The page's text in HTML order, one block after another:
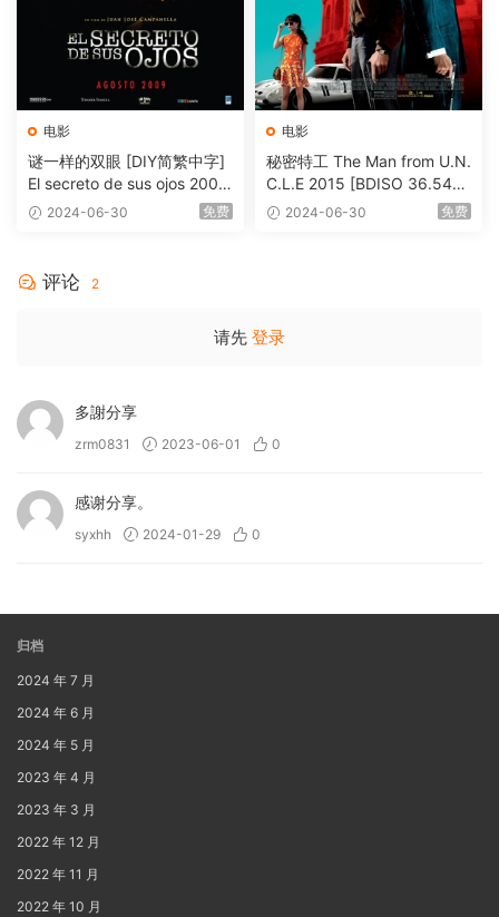
电影
谜一样的双眼 [DIY简繁中字]
El secreto de sus ojos 2009
1080p Blu-ray AVC DTS-HD
2024-06-30 免费
电影
秘密特工 The Man from U.N.
C.L.E 2015 [BDISO 36.54G
B] 2024-06-30 免费
评论 2
请先 登录
多謝分享
zrm0831 2023-06-01 0
感谢分享。
syxhh 2024-01-29 0
归档
2024 年 7 月
2024 年 6 月
2024 年 5 月
2023 年 4 月
2023 年 3 月
2022 年 12 月
2022 年 11 月
2022 年 10 月